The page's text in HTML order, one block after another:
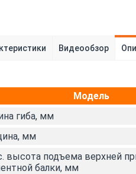
Видеообзор
Модель
гиба, мм
мм
высота подъема верхней
балки, мм